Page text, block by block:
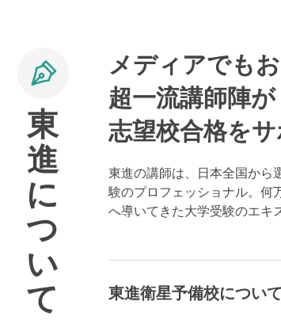
東
進
に
つ
い
て
メディアでも
超一流講師陣が
志望校合格をサ
東進の講師は、日本全国から
験のプロフェッショナル。何
へ導いてきた大学受験のエキ
東進衛星予備校について